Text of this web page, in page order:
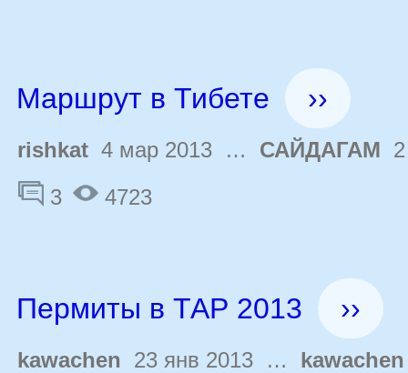
Маршрут в Тибете ››
rishkat 4 мар 2013 … САЙДАГАМ
3
4723
Пермиты в ТАР 2013 ››
kawachen 23 янв 2013 … kawachen